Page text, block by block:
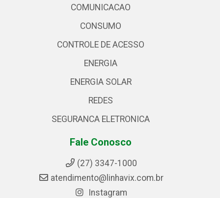
COMUNICACAO
CONSUMO
CONTROLE DE ACESSO
ENERGIA
ENERGIA SOLAR
REDES
SEGURANCA ELETRONICA
Fale Conosco
(27) 3347-1000
atendimento@linhavix.com.br
Instagram